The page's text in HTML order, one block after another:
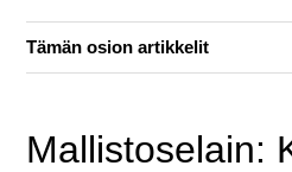
Tämän osion artikkelit
Mallistoselain: